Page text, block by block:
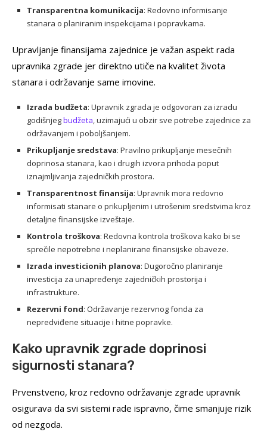
Transparentna komunikacija: Redovno informisanje
stanara o planiranim inspekcijama i popravkama.
Upravljanje finansijama zajednice je važan aspekt rada
upravnika zgrade jer direktno utiče na kvalitet života
stanara i održavanje same imovine.
Izrada budžeta: Upravnik zgrada je odgovoran za izradu
godišnjegbudžeta , uzimajući u obzir sve potrebe zajednice za
održavanjem i poboljšanjem.
Prikupljanje sredstava: Pravilno prikupljanje mesečnih
doprinosa stanara, kao i drugih izvora prihoda poput
iznajmljivanja zajedničkih prostora.
Transparentnost finansija: Upravnik mora redovno
informisati stanare o prikupljenim i utrošenim sredstvima kroz
detaljne finansijske izveštaje.
Kontrola troškova: Redovna kontrola troškova kako bi se
sprečile nepotrebne i neplanirane finansijske obaveze.
Izrada investicionih planova: Dugoročno planiranje
investicija za unapređenje zajedničkih prostorija i
infrastrukture.
Rezervni fond: Održavanje rezervnog fonda za
nepredviđene situacije i hitne popravke.
Kako upravnik zgrade doprinosi
sigurnosti stanara?
Prvenstveno, kroz redovno održavanje zgrade upravnik
osigurava da svi sistemi rade ispravno, čime smanjuje rizik
od nezgoda.